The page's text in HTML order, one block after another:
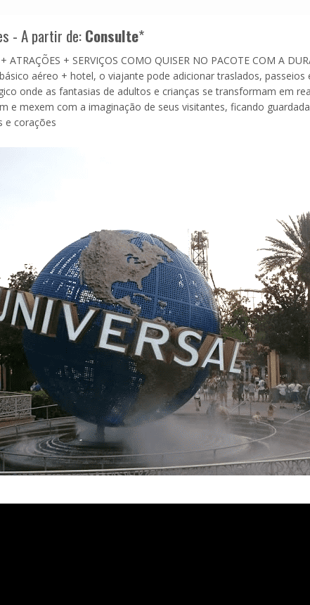
- A partir de:Consulte*
ATRAÇÕES + SERVIÇOS COMO QUISER NO PACOTE COM A
aéreo + hotel, o viajante pode adicionar traslados, passeios
onde as fantasias de adultos e crianças se transformam em
e mexem com a imaginação de seus visitantes, ficando
e corações